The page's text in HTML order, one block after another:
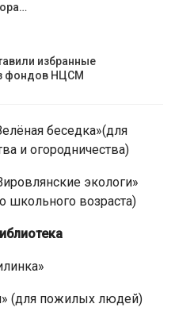
избранные
фондов НЦСМ
беседка»(для
и огородничества)
экологи»
школьного возраста)
(для пожилых людей)